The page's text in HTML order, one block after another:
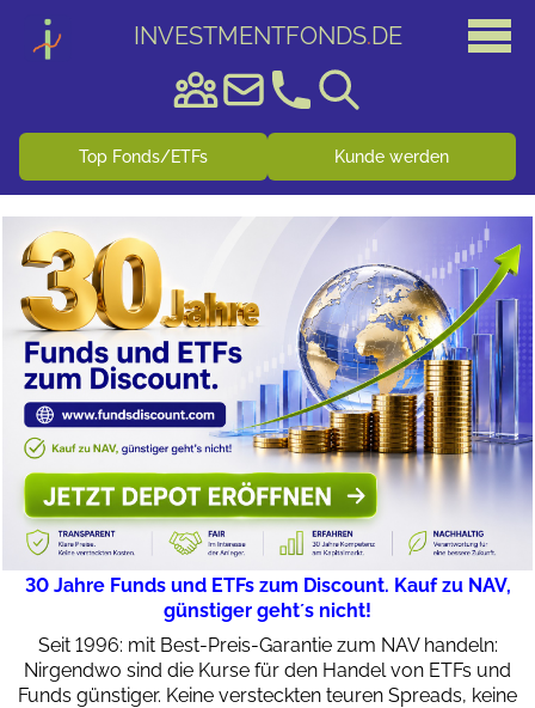
INVESTMENTFONDS.DE
Top Fonds/ETFs Kunde werden
30 Jahre Funds und ETFs zum Discount. Kauf zu NAV,
günstiger geht´s nicht!
Seit 1996: mit Best-Preis-Garantie zum NAV handeln:
Nirgendwo sind die Kurse für den Handel von ETFs und
Funds günstiger. Keine versteckten teuren Spreads, keine